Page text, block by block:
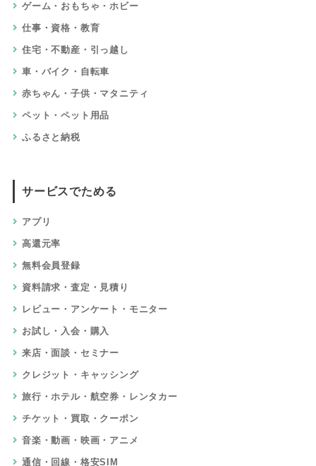
ゲーム・おもちゃ・ホビー
仕事・資格・教育
住宅・不動産・引っ越し
車・バイク・自転車
赤ちゃん・子供・マタニティ
ペット・ペット用品
ふるさと納税
サービスでためる
アプリ
高還元率
無料会員登録
資料請求・査定・見積り
レビュー・アンケート・モニター
お試し・入会・購入
来店・面談・セミナー
クレジット・キャッシング
旅行・ホテル・航空券・レンタカー
チケット・買取・クーポン
音楽・動画・映画・アニメ
通信・回線・格安SIM